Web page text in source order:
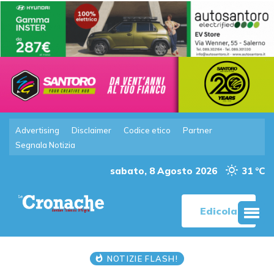
Advertising Disclaimer Codice etico
Partner
Segnala Notizia
sabato, 8 Agosto 2026 31 °C
Edicola
NOTIZIE FLASH!